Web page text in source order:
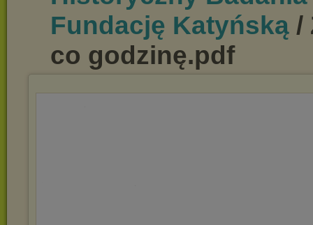
Fundację Katyńską /
co godzinę.pdf